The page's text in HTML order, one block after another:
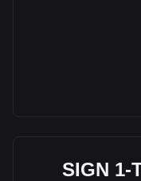
SIGN 1-